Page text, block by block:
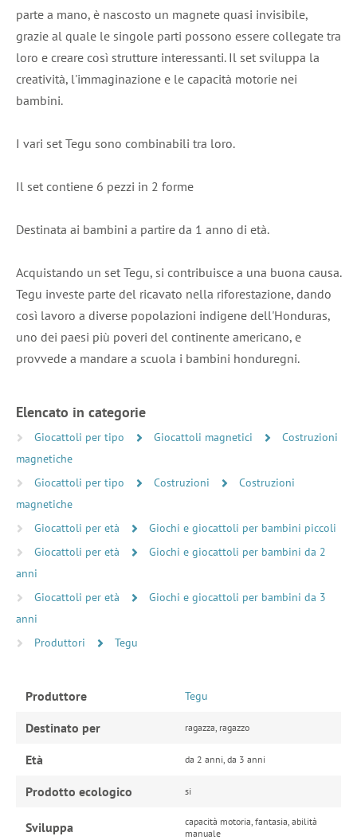
parte a mano, è nascosto un magnete quasi invisibile,
grazie al quale le singole parti possono essere collegate tra
loro e creare così strutture interessanti. Il set sviluppa la
creatività, l'immaginazione e le capacità motorie nei
bambini.
I vari set Tegu sono combinabili tra loro.
Il set contiene 6 pezzi in 2 forme
Destinata ai bambini a partire da 1 anno di età.
Acquistando un set Tegu, si contribuisce a una buona causa.
Tegu investe parte del ricavato nella riforestazione, dando
così lavoro a diverse popolazioni indigene dell'Honduras,
uno dei paesi più poveri del continente americano, e
provvede a mandare a scuola i bambini honduregni.
Elencato in categorie
Giocattoli per tipo Giocattoli magnetici
Costruzioni
magnetiche
Giocattoli per tipo
Costruzioni
Costruzioni
magnetiche
Giocattoli per età
Giochi e giocattoli per bambini piccoli
Giocattoli per età
Giochi e giocattoli per bambini da 2
anni
Giocattoli per età
Giochi e giocattoli per bambini da 3
anni
Produttori
Tegu
Produttore Tegu
Destinato per ragazza, ragazzo
Età da 2 anni, da 3 anni
Prodotto ecologico si
Sviluppa
capacità motoria, fantasia, abilità
manuale